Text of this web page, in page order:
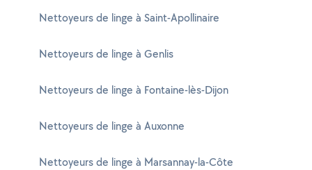
Nettoyeurs de linge à Saint-Apollinaire
Nettoyeurs de linge à Genlis
Nettoyeurs de linge à Fontaine-lès-Dijon
Nettoyeurs de linge à Auxonne
Nettoyeurs de linge à Marsannay-la-Côte